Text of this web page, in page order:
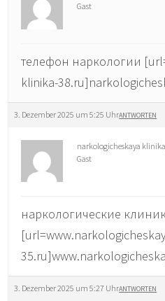
Gast
телефон наркологии
klinika-
3. Dezember 2025 um 5:25 UhrANTWORTEN
narkologicheskaya
Gast
наркологические
3. Dezember 2025 um 5:27 UhrANTWORTEN